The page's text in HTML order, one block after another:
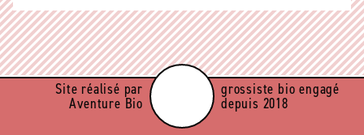
Site réalisé par
Aventure Bio
grossiste bio engagé
depuis 2018